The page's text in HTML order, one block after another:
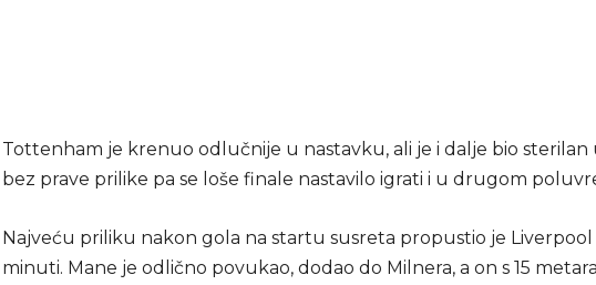
Tottenham je krenuo odlučnije u nastavku, ali je i dalje bio sterilan
bez prave prilike pa se loše finale nastavilo igrati i u drugom
Najveću priliku nakon gola na startu susreta propustio je Liverpool
minuti. Mane je odlično povukao, dodao do Milnera, a on s 15